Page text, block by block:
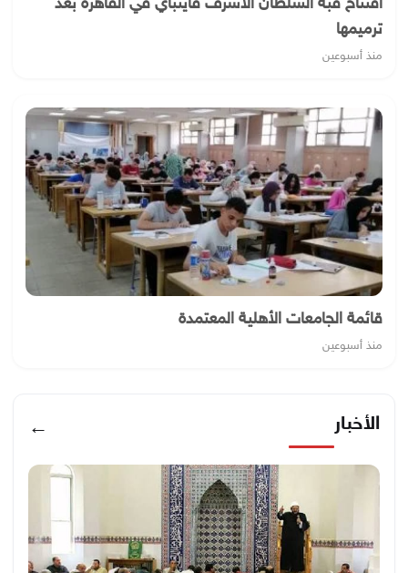
افتتاح قبة السلطان الأشرف قايتباي في القاهرة بعد
ترميمها
منذ أسبوعين
قائمة الجامعات الأهلية المعتمدة
منذ أسبوعين
الأخبار ←